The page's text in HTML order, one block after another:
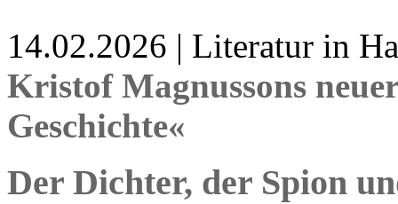
14.02.2026 | Literatur in
Kristof Magnussons
Geschichte«
Der Dichter, der Spion